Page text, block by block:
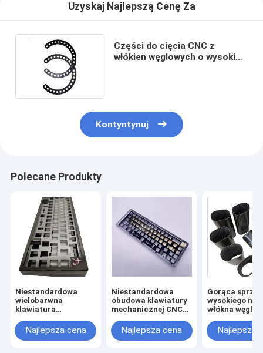
Uzyskaj Najlepszą Cenę Za
Części do cięcia CNC z
włókien węglowych o wysokiej
Kontyntynuj
Polecane Produkty
Niestandardowa
wielobarwna
klawiatura
aluminium Pudełko
klawiatury płytki Cnc
Najlepsza cena
Niestandardowa
obudowa klawiatury
mechanicznej CNC
aluminiowej
anodowanej do 60%
Najlepsza cena
Gorąca
wysokiego
włókna
Najlepsza